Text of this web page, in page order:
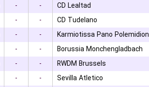
- - CD Lealtad
- - CD Tudelano
- - Karmiotissa Pano Polemidion
- - Borussia Monchengladbach
- - RWDM Brussels
- - Sevilla Atletico